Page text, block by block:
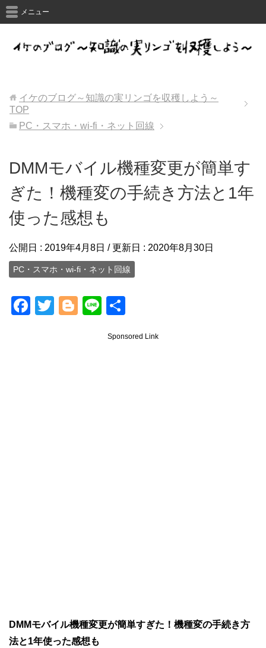
メニュー
イケのブログ～知識の実リンゴを収穫しよう～
TOP
PC・スマホ・wi-fi・ネット回線
DMMモバイル機種変更が簡単す
ぎた！機種変の手続き方法と1年
使った感想も
公開日 : 2019年4月8日 / 更新日 : 2020年8月30日
PC・スマホ・wi-fi・ネット回線
F
T
Bl
Li
e
Sponsored Link
DMMモバイル機種変更が簡単すぎた！機種変の手続き方
法と1年使った感想も